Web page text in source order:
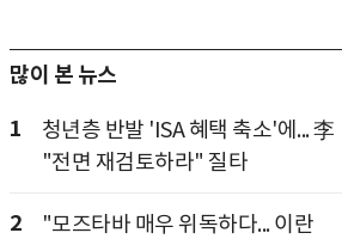
많이 본 뉴스
1
청년층 반발 'ISA 혜택 축소'에... 李
"전면 재검토하라" 질타
2
"모즈타바 매우 위독하다... 이란